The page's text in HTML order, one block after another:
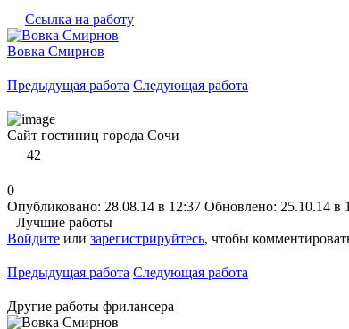
Ссылка на работу
Вовка Смирнов
Предыдущая работа Следующая работа
Сайт гостиниц города Сочи
42
0
Опубликовано: 28.08.14 в 12:37 Обновлено: 25.10.14 в
Лучшие работы
Войдите или зарегистрируйтесь, чтобы
Предыдущая работа Следующая работа
Другие работы фрилансера